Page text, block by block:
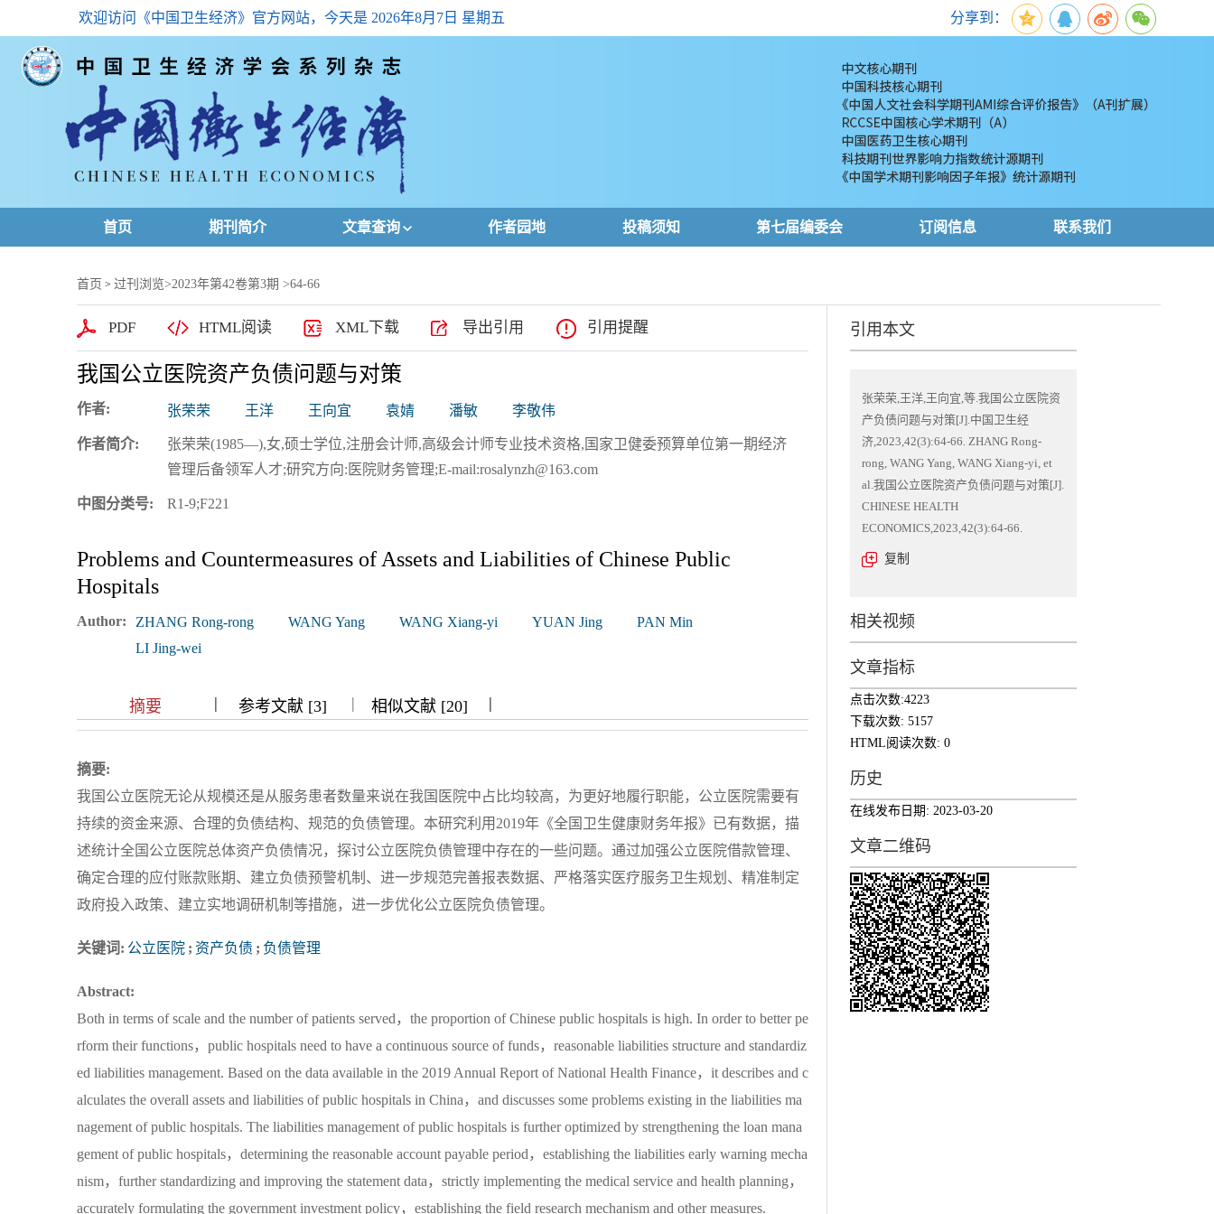
欢迎访问《中国卫生经济》官方网站，今天是 2026年8月7日 星期五 分享到：
首页 期刊简介 文章查询
高级查询
下载排名
浏览排名
作者园地 投稿须知 第七届编委会 订阅信息 联系我们
首页 > 过刊浏览>2023年第42卷第3期 >64-66
PDF HTML阅读 XML下载 导出引用 引用提醒
我国公立医院资产负债问题与对策
作者: 张荣荣 王洋 王向宜 袁婧 潘敏 李敬伟
作者简介:
张荣荣(1985—),女,硕士学位,注册会计师,高级会计师专业技术资格,国家卫健委预算单位第一期经济
管理后备领军人才;研究方向:医院财务管理;E-mail:rosalynzh@163.com
中图分类号: R1-9;F221
Problems and Countermeasures of Assets and Liabilities of Chinese Public
Hospitals
Author: ZHANG Rong-rong WANG Yang WANG Xiang-yi YUAN Jing
PAN Min
LI Jing-wei
摘要 ||| 参考文献 [3] | 相似文献 [20] |||
摘要:
我国公立医院无论从规模还是从服务患者数量来说在我国医院中占比均较高，为更好地履行职能，公立医院需要有
持续的资金来源、合理的负债结构、规范的负债管理。本研究利用2019年《全国卫生健康财务年报》已有数据，描
述统计全国公立医院总体资产负债情况，探讨公立医院负债管理中存在的一些问题。通过加强公立医院借款管理、
确定合理的应付账款账期、建立负债预警机制、进一步规范完善报表数据、严格落实医疗服务卫生规划、精准制定
政府投入政策、建立实地调研机制等措施，进一步优化公立医院负债管理。
关键词: 公立医院 ; 资产负债 ; 负债管理
Abstract:
Both in terms of scale and the number of patients served，the proportion of Chinese public hospitals is high. In order to better pe
rform their functions，public hospitals need to have a continuous source of funds，reasonable liabilities structure and standardiz
ed liabilities management. Based on the data available in the 2019 Annual Report of National Health Finance，it describes and c
alculates the overall assets and liabilities of public hospitals in China，and discusses some problems existing in the liabilities ma
nagement of public hospitals. The liabilities management of public hospitals is further optimized by strengthening the loan mana
gement of public hospitals，determining the reasonable account payable period，establishing the liabilities early warning mecha
nism，further standardizing and improving the statement data，strictly implementing the medical service and health planning，
accurately formulating the government investment policy，establishing the field research mechanism and other measures.
引用本文
张荣荣,王洋,王向宜,等.我国公立医院资
产负债问题与对策[J].中国卫生经
济,2023,42(3):64-66. ZHANG Rong-
rong, WANG Yang, WANG Xiang-yi, et
al.我国公立医院资产负债问题与对策[J].
CHINESE HEALTH
ECONOMICS,2023,42(3):64-66.
复制
相关视频
文章指标
点击次数:4223
下载次数: 5157
HTML阅读次数: 0
历史
在线发布日期: 2023-03-20
文章二维码